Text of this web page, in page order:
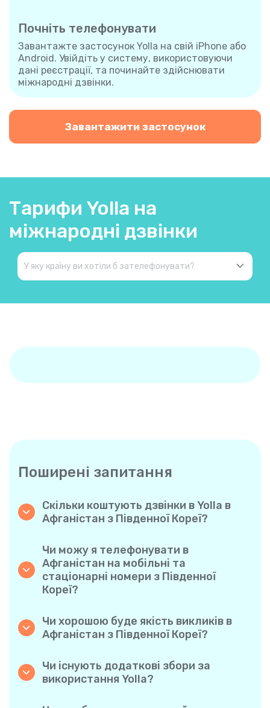
Почніть телефонувати
Завантажте застосунок Yolla на свій iPhone або
Android. Увійдіть у систему, використовуючи
дані реєстрації, та починайте здійснювати
міжнародні дзвінки.
Завантажити застосунок
Тарифи Yolla на
міжнародні дзвінки
Поширені запитання
Скільки коштують дзвінки в Yolla в
Афганістан з Південної Кореї?
ознайомтеся з актуальними тарифами у
застосунку — жодних прихованих комісій,
жодних несподіванок.
Чи можу я телефонувати в
Афганістан на мобільні та
стаціонарні номери з Південної
Кореї?
телефонувати як на мобільні, так і на
стаціонарні телефони в Афганістан.
Чи хорошою буде якість викликів в
Афганістан з Південної Кореї?
стабільну якість дзвінків, завдяки чому
звучати ваші розмови будуть так само, як
під час здійснення місцевих дзвінків.
Чи існують додаткові збори за
використання Yolla?
похвилинним тарифам та нульовим